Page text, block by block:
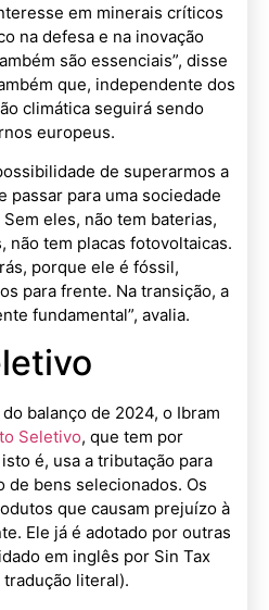
em minerais críticos
na defesa e na inovação
são essenciais”, disse
que, independente dos
climática seguirá sendo
europeus.
de superarmos a
passar para uma sociedade
eles, não tem baterias,
não tem placas fotovoltaicas.
porque ele é fóssil,
para frente. Na transição, a
fundamental”, avalia.
balanço de 2024, o Ibram
Seletivo, que tem por
é, usa a tributação para
de bens selecionados. Os
que causam prejuízo à
Ele já é adotado por outras
em inglês por Sin Tax
literal).